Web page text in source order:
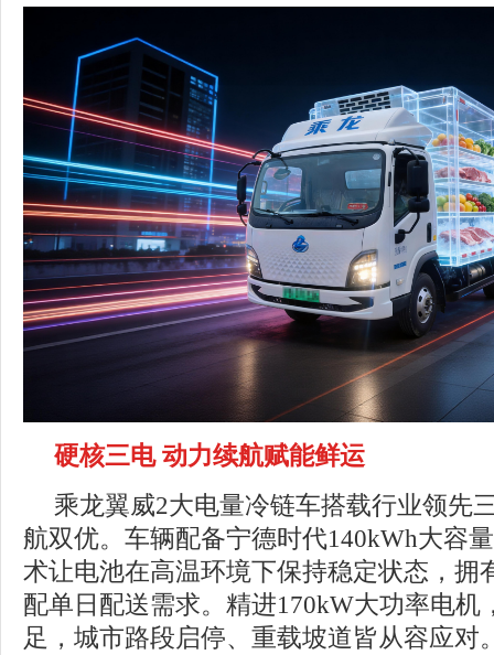
硬核三电 动力续航赋能鲜运
乘龙翼威2大电量冷链车搭载行业领先
航双优。车辆配备宁德时代140kWh大容
术让电池在高温环境下保持稳定状态，拥
配单日配送需求。精进170kW大功率电机
足，城市路段启停、重载坡道皆从容应对